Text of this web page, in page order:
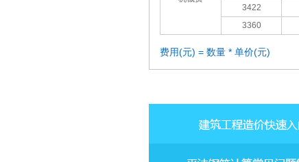
3422
3360
费用(元) = 数量 * 单价(元)